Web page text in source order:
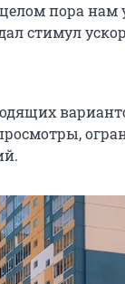
пора нам
стимул